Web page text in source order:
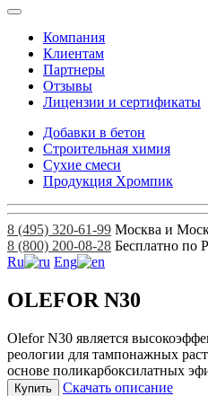
Компания
Клиентам
Партнеры
Отзывы
Лицензии и сертификаты
Добавки в бетон
Строительная химия
Сухие смеси
Продукция Хромпик
8 (495) 320-61-99 Москва и
8 (800) 200-08-28 Бесплатно по
Ru
Eng
OLEFOR N30
Olefor N30 является
реологии для тампонажных
основе поликарбоксилатных
Купить Скачать описание